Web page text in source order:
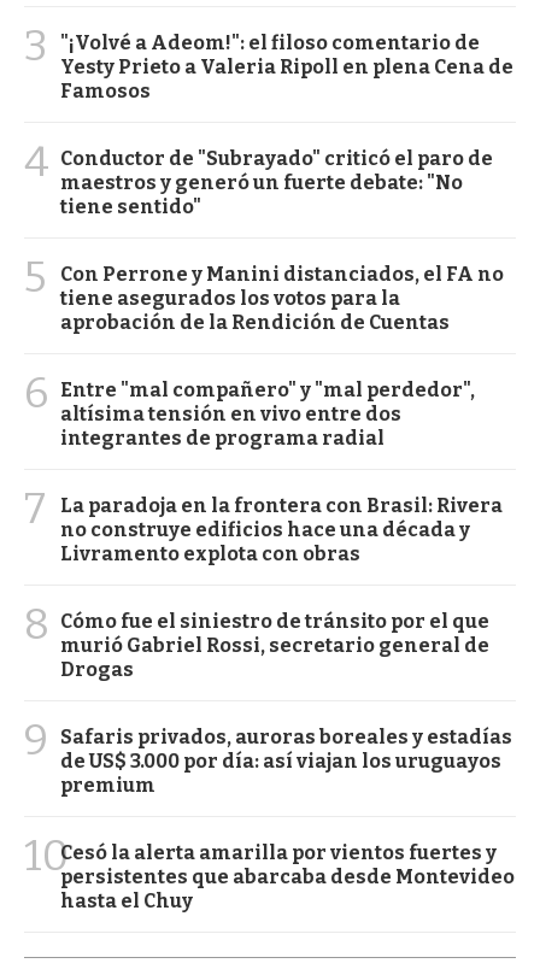
3
"¡Volvé a Adeom!": el filoso comentario de
Yesty Prieto a Valeria Ripoll en plena Cena de
Famosos
4 Conductor de "Subrayado" criticó el paro de
maestros y generó un fuerte debate: "No
tiene sentido"
5
Con Perrone y Manini distanciados, el FA no
tiene asegurados los votos para la
aprobación de la Rendición de Cuentas
6
Entre "mal compañero" y "mal perdedor",
altísima tensión en vivo entre dos
integrantes de programa radial
7
La paradoja en la frontera con Brasil: Rivera
no construye edificios hace una década y
Livramento explota con obras
8
Cómo fue el siniestro de tránsito por el que
murió Gabriel Rossi, secretario general de
Drogas
9
Safaris privados, auroras boreales y estadías
de US$ 3.000 por día: así viajan los uruguayos
premium
10Cesó la alerta amarilla por vientos fuertes y
persistentes que abarcaba desde Montevideo
hasta el Chuy